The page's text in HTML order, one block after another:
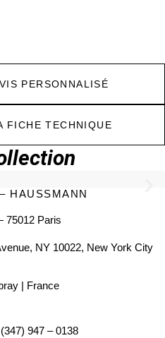
PERSONNALISÉ
FICHE TECHNIQUE
HAUSSMANN
75012 Paris
NY 10022, New York City
| France
947 – 0138